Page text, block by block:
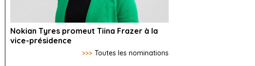
Nokian Tyres promeut Tiina Frazer à la
vice-présidence
>>> Toutes les nominations